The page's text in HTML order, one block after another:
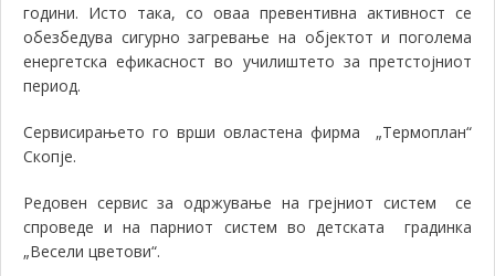
години. Исто така, со оваа превентивна активност се
обезбедува сигурно загревање на објектот и поголема
енергетска ефикасност во училиштето за претстојниот
период.
Сервисирањето го врши овластена фирма „Термоплан“
Скопје.
Редовен сервис за одржување на грејниот систем се
спроведе и на парниот систем во детската градинка
„Весели цветови“.